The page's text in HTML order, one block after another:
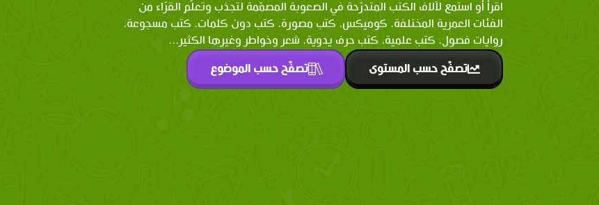
اقرأ أو استمع لآلاف الكتب المتدرّحة في الصعوبة المصمّمة لتجذب وتعلّم القرّاء من
الفئات العمرية المختلفة. كوميكس، كتب مصورة، كتب دون كلمات، كتب مسجوعة،
روايات فصول، كتب علمية، كتب حرف يدوية، شعر وخواطر وغيرها الكثير...
تصفّح حسب المستوى تصفّح حسب الموضوع